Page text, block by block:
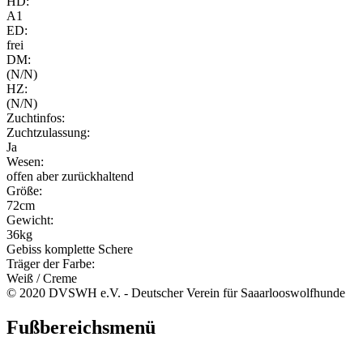
A1
ED:
frei
DM:
(N/N)
HZ:
(N/N)
Zuchtinfos:
Zuchtzulassung:
Ja
Wesen:
offen aber zurückhaltend
Größe:
72cm
Gewicht:
36kg
Gebiss komplette Schere
Träger der Farbe:
Weiß / Creme
© 2020 DVSWH e.V. - Deutscher Verein für Saaarlooswolfhunde
Fußbereichsmenü